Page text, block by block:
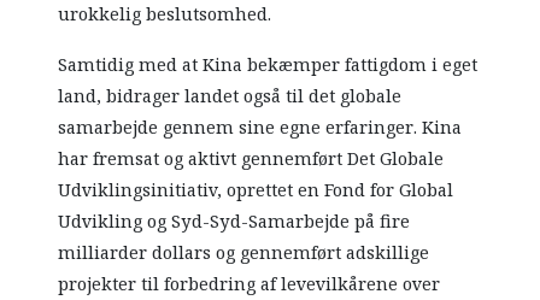
urokkelig beslutsomhed.
Samtidig med at Kina bekæmper fattigdom i eget
land, bidrager landet også til det globale
samarbejde gennem sine egne erfaringer. Kina
har fremsat og aktivt gennemført Det Globale
Udviklingsinitiativ, oprettet en Fond for Global
Udvikling og Syd-Syd-Samarbejde på fire
milliarder dollars og gennemført adskillige
projekter til forbedring af levevilkårene over